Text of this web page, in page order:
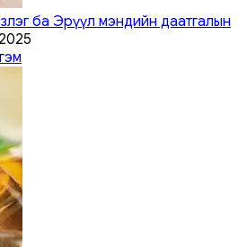
ба Эрүүл мэндийн даатгалын